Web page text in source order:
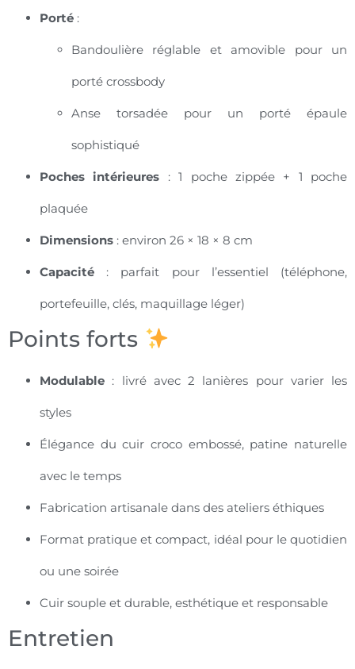
Porté :
Bandoulière réglable et amovible pour un
porté crossbody
Anse torsadée pour un porté épaule
sophistiqué
Poches intérieures : 1 poche zippée + 1 poche
plaquée
Dimensions : environ 26 × 18 × 8 cm
Capacité : parfait pour l’essentiel (téléphone,
portefeuille, clés, maquillage léger)
Points forts
Modulable : livré avec 2 lanières pour varier les
styles
Élégance du cuir croco embossé, patine naturelle
avec le temps
Fabrication artisanale dans des ateliers éthiques
Format pratique et compact, idéal pour le quotidien
ou une soirée
Cuir souple et durable, esthétique et responsable
Entretien